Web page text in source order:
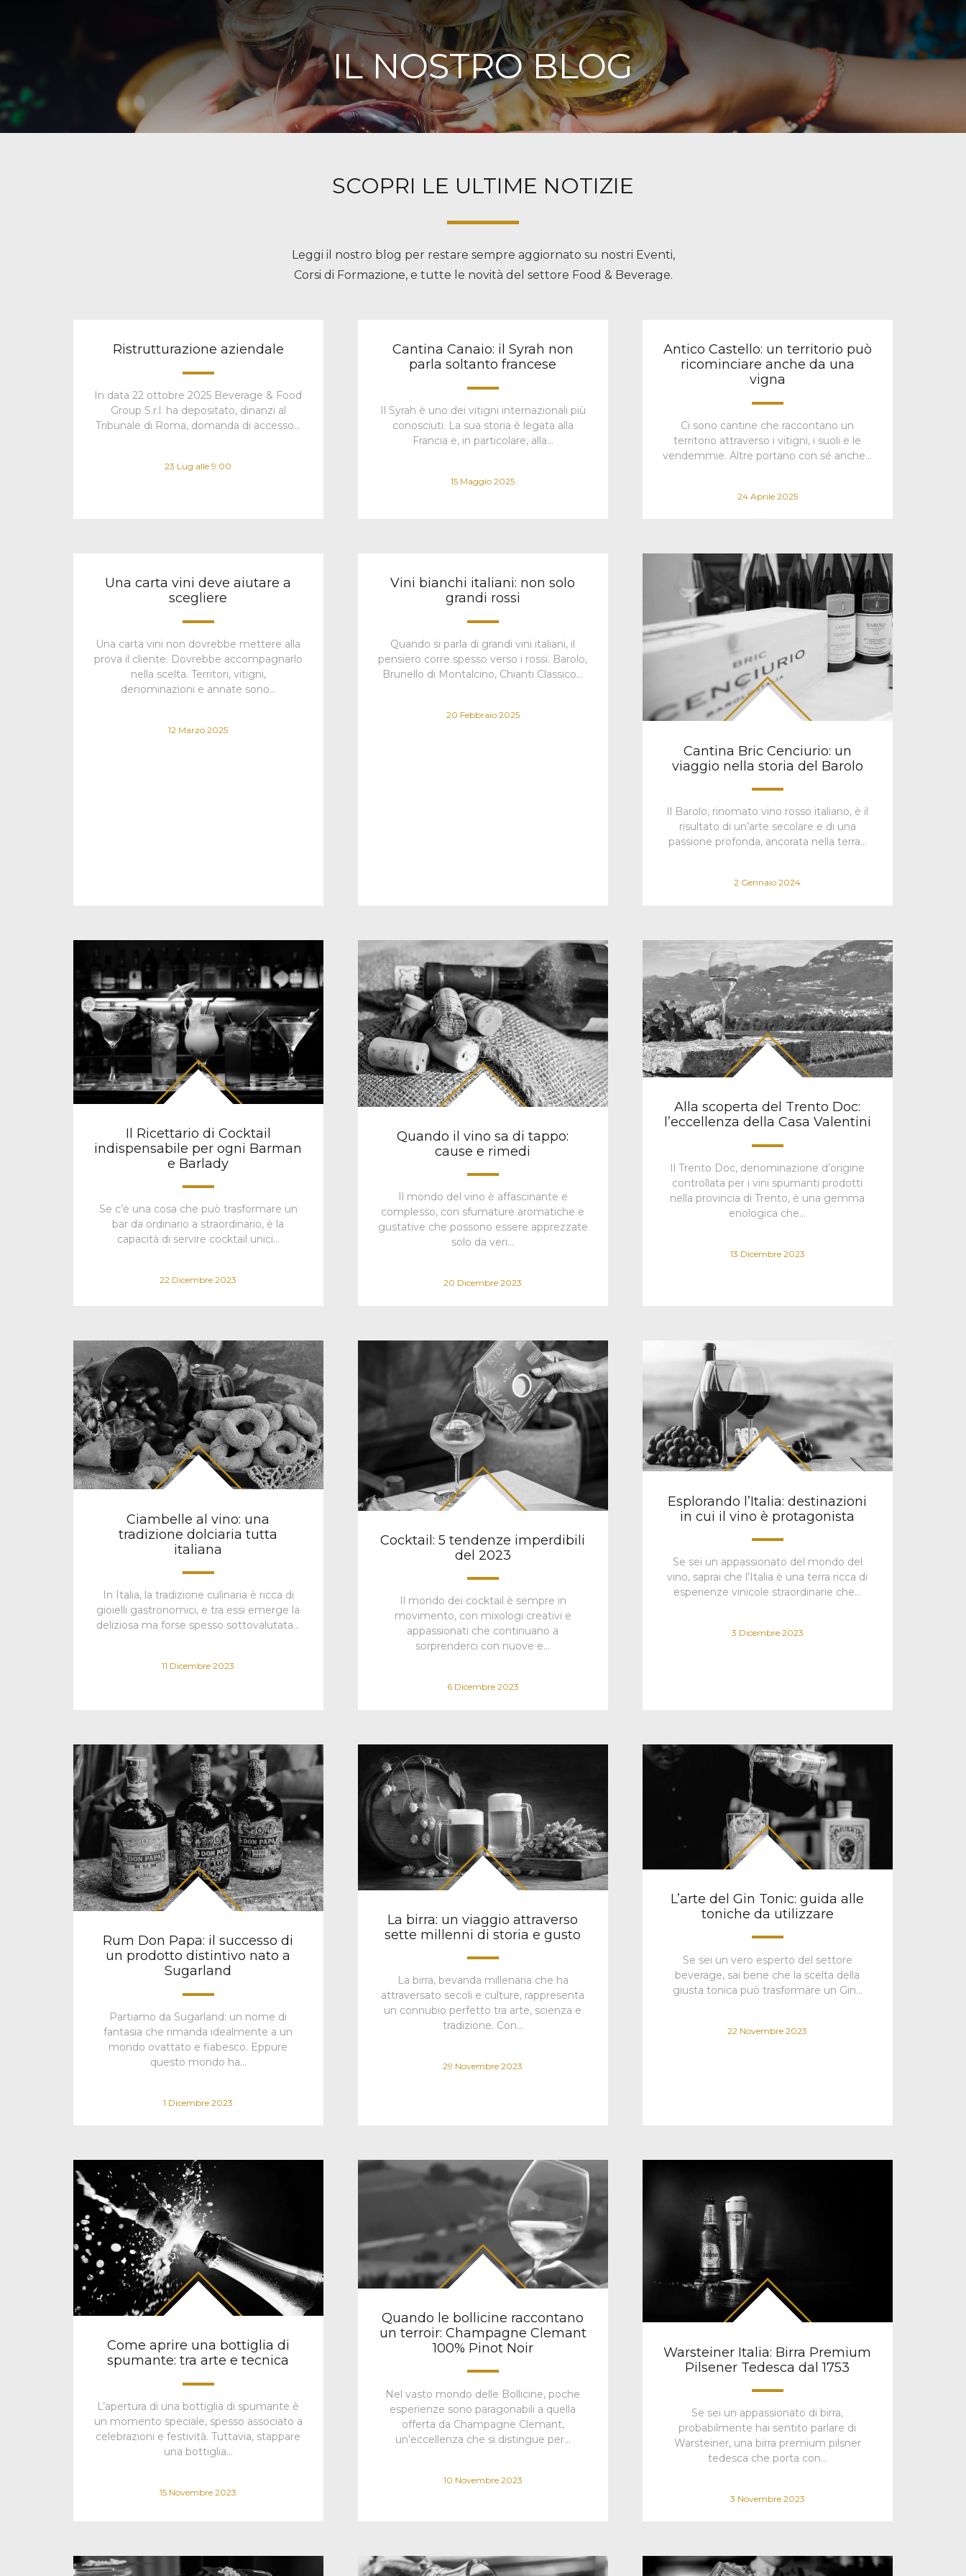
IL NOSTRO BLOG
SCOPRI LE ULTIME NOTIZIE
Leggi il nostro blog per restare sempre aggiornato su nostri Eventi,
Corsi di Formazione, e tutte le novità del settore Food & Beverage.
Ristrutturazione aziendale
In data 22 ottobre 2025 Beverage & Food
Group S.r.l. ha depositato, dinanzi al
Tribunale di Roma, domanda di accesso…
23 Lug alle 9:00
Cantina Canaio: il Syrah non
parla soltanto francese
Il Syrah è uno dei vitigni internazionali più
conosciuti. La sua storia è legata alla
Francia e, in particolare, alla…
15 Maggio 2025
Antico Castello: un territorio può
ricominciare anche da una
vigna
Ci sono cantine che raccontano un
territorio attraverso i vitigni, i suoli e le
vendemmie. Altre portano con sé anche…
24 Aprile 2025
Una carta vini deve aiutare a
scegliere
Una carta vini non dovrebbe mettere alla
prova il cliente. Dovrebbe accompagnarlo
nella scelta. Territori, vitigni,
denominazioni e annate sono…
12 Marzo 2025
Vini bianchi italiani: non solo
grandi rossi
Quando si parla di grandi vini italiani, il
pensiero corre spesso verso i rossi. Barolo,
Brunello di Montalcino, Chianti Classico…
20 Febbraio 2025
Cantina Bric Cenciurio: un
viaggio nella storia del Barolo
Il Barolo, rinomato vino rosso italiano, è il
risultato di un’arte secolare e di una
passione profonda, ancorata nella terra…
2 Gennaio 2024
Il Ricettario di Cocktail
indispensabile per ogni Barman
e Barlady
Se c’è una cosa che può trasformare un
bar da ordinario a straordinario, è la
capacità di servire cocktail unici…
22 Dicembre 2023
Quando il vino sa di tappo:
cause e rimedi
Il mondo del vino è affascinante e
complesso, con sfumature aromatiche e
gustative che possono essere apprezzate
solo da veri…
20 Dicembre 2023
Alla scoperta del Trento Doc:
l’eccellenza della Casa Valentini
Il Trento Doc, denominazione d’origine
controllata per i vini spumanti prodotti
nella provincia di Trento, è una gemma
enologica che…
13 Dicembre 2023
Ciambelle al vino: una
tradizione dolciaria tutta
italiana
In Italia, la tradizione culinaria è ricca di
gioielli gastronomici, e tra essi emerge la
deliziosa ma forse spesso sottovalutata…
11 Dicembre 2023
Cocktail: 5 tendenze imperdibili
del 2023
Il mondo dei cocktail è sempre in
movimento, con mixologi creativi e
appassionati che continuano a
sorprenderci con nuove e…
6 Dicembre 2023
Esplorando l’Italia: destinazioni
in cui il vino è protagonista
Se sei un appassionato del mondo del
vino, saprai che l’Italia è una terra ricca di
esperienze vinicole straordinarie che…
3 Dicembre 2023
Rum Don Papa: il successo di
un prodotto distintivo nato a
Sugarland
Partiamo da Sugarland: un nome di
fantasia che rimanda idealmente a un
mondo ovattato e fiabesco. Eppure
questo mondo ha…
1 Dicembre 2023
La birra: un viaggio attraverso
sette millenni di storia e gusto
La birra, bevanda millenaria che ha
attraversato secoli e culture, rappresenta
un connubio perfetto tra arte, scienza e
tradizione. Con…
29 Novembre 2023
L’arte del Gin Tonic: guida alle
toniche da utilizzare
Se sei un vero esperto del settore
beverage, sai bene che la scelta della
giusta tonica può trasformare un Gin…
22 Novembre 2023
Come aprire una bottiglia di
spumante: tra arte e tecnica
L’apertura di una bottiglia di spumante è
un momento speciale, spesso associato a
celebrazioni e festività. Tuttavia, stappare
una bottiglia…
15 Novembre 2023
Quando le bollicine raccontano
un terroir: Champagne Clemant
100% Pinot Noir
Nel vasto mondo delle Bollicine, poche
esperienze sono paragonabili a quella
offerta da Champagne Clemant,
un’eccellenza che si distingue per…
10 Novembre 2023
Warsteiner Italia: Birra Premium
Pilsener Tedesca dal 1753
Se sei un appassionato di birra,
probabilmente hai sentito parlare di
Warsteiner, una birra premium pilsner
tedesca che porta con…
3 Novembre 2023